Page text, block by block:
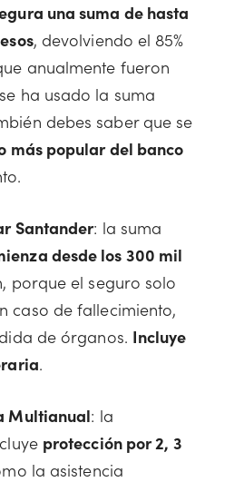
una suma de hasta
, devolviendo el 85%
anualmente fueron
ha usado la suma
debes saber que se
más popular del banco
Santander: la suma
desde los 300 mil
porque el seguro solo
caso de fallecimiento,
de órganos. Incluye
.
Multianual: la
protección por 2, 3
la asistencia